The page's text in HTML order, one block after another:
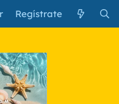
Regístrate